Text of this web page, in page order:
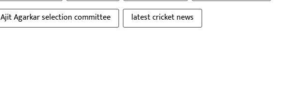
Ajit Agarkar selection committee latest cricket news